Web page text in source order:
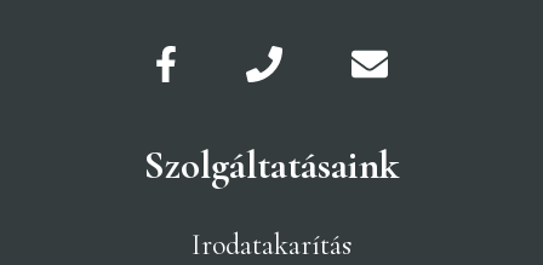
Szolgáltatásaink
Irodatakarítás